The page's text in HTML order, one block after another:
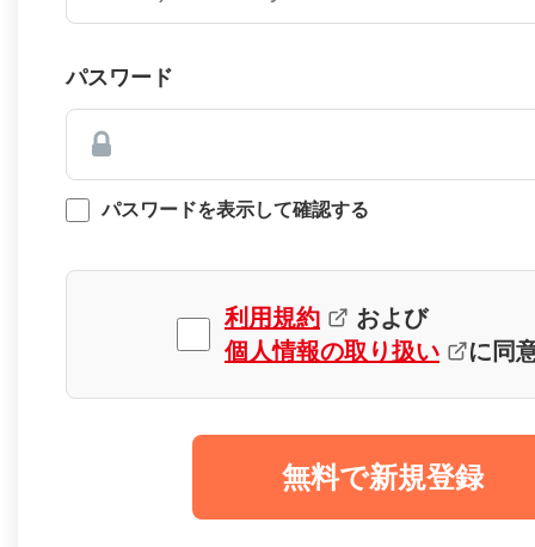
パスワード
パスワードを表示して確認する
利用規約
および
個人情報の取り扱い
に同
無料で新規登録